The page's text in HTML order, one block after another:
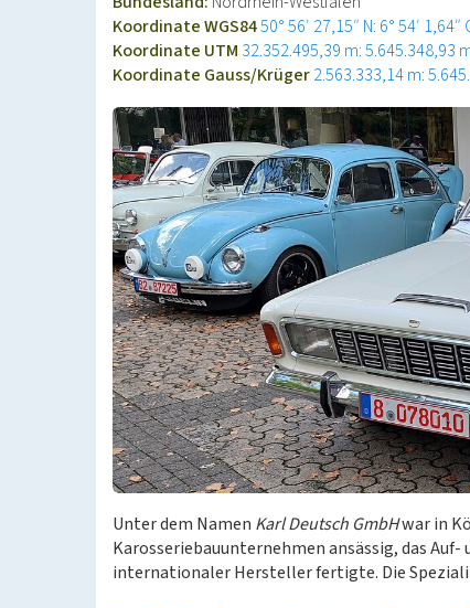
Koordinate WGS8450° 56′ 27,15″ N: 6° 54′ 1,64″
Koordinate UTM 32.352.495,39 m: 5.645.348,93
Koordinate Gauss/Krüger2.563.333,14 m:
Unter dem Namen Karl Deutsch GmbHwar in
Karosseriebauunternehmen ansässig, das
internationaler Hersteller fertigte. Die